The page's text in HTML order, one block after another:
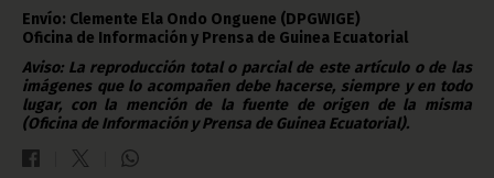
Envío: Clemente Ela Ondo Onguene (DPGWIGE)
Oficina de Información y Prensa de Guinea Ecuatorial
Aviso: La reproducción total o parcial de este artículo o de las
imágenes que lo acompañen debe hacerse, siempre y en todo
lugar, con la mención de la fuente de origen de la misma
(Oficina de Información y Prensa de Guinea Ecuatorial).